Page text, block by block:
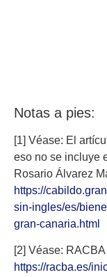
Notas a pies:
[1] Véase: El
eso no se incluye
Rosario Álvarez
https://
sin-ingles/es/
gran-canaria.html
[2] Véase: RACBA
https://racba.es/